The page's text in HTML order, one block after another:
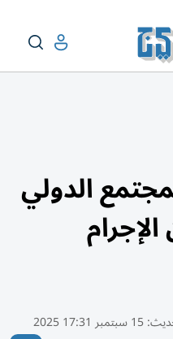
الدولي
15 سبتمبر 17:31 2025